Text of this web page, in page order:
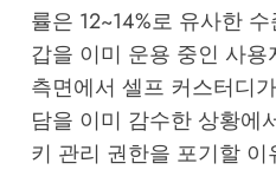
률은 12~14%로 유사한
갑을 이미 운용 중인 사
측면에서 셀프 커스터디
담을 이미 감수한 상황에
키 관리 권한을 포기할